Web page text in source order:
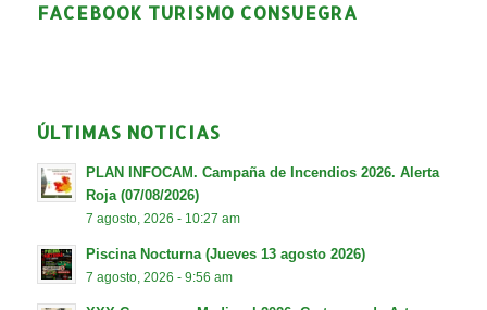
FACEBOOK TURISMO CONSUEGRA
ÚLTIMAS NOTICIAS
PLAN INFOCAM. Campaña de Incendios 2026. Alerta
Roja (07/08/2026)
7 agosto, 2026 - 10:27 am
Piscina Nocturna (Jueves 13 agosto 2026)
7 agosto, 2026 - 9:56 am